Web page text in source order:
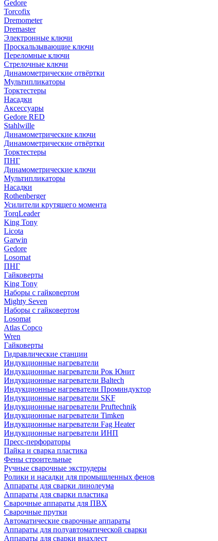
Gedore
Torcofix
Dremometer
Dremaster
Электронные ключи
Проскальзывающие ключи
Переломные ключи
Стрелочные ключи
Динамометрические отвёртки
Мультипликаторы
Торктестеры
Насадки
Аксессуары
Gedore RED
Stahlwille
Динамометрические ключи
Динамометрические отвёртки
Торктестеры
ПНГ
Динамометрические ключи
Мультипликаторы
Насадки
Rothenberger
Усилители крутящего момента
TorqLeader
King Tony
Licota
Garwin
Gedore
Losomat
ПНГ
Гайковерты
King Tony
Наборы с гайковертом
Mighty Seven
Наборы с гайковертом
Losomat
Atlas Copco
Wren
Гайковерты
Гидравлические станции
Индукционные нагреватели
Индукционные нагреватели Рок Юнит
Индукционные нагреватели Baltech
Индукционные нагреватели Проминдуктор
Индукционные нагреватели SKF
Индукционные нагреватели Pruftechnik
Индукционные нагреватели Timken
Индукционные нагреватели Fag Heater
Индукционные нагреватели ИНП
Пресс-перфораторы
Пайка и сварка пластика
Фены строительные
Ручные сварочные экструдеры
Ролики и насадки для промышленных фенов
Аппараты для сварки линолеума
Аппараты для сварки пластика
Сварочные аппараты для ПВХ
Сварочные прутки
Автоматические сварочные аппараты
Аппараты для полуавтоматической сварки
Аппараты для сварки внахлест